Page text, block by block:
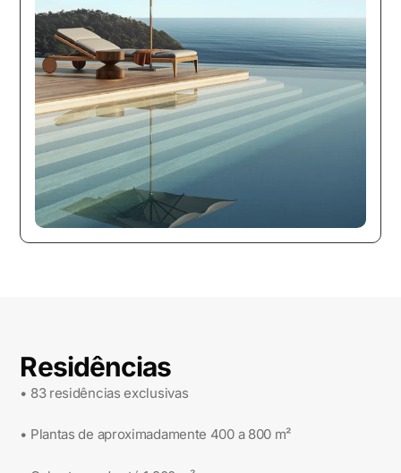
Residências
• 83 residências exclusivas
• Plantas de aproximadamente 400 a 800 m²